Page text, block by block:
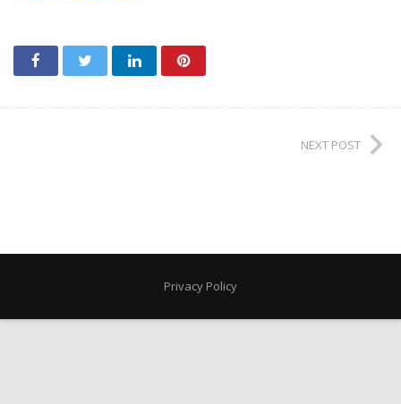
NEXT POST
Privacy Policy